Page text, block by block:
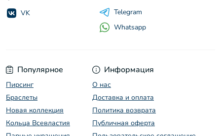
Популярное
Пирсинг
Браслеты
Новая коллекция
Кольца Всевластия
Информация
O нас
Доставка и оплата
Политика возврата
Публичная оферта
VK
Telegram
Whatsapp